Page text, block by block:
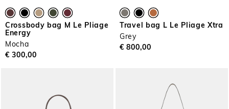
Crossbody bag M Le Pliage
Energy
Mocha
€ 300,00
Travel bag L Le Pliage Xtra
Grey
€ 800,00